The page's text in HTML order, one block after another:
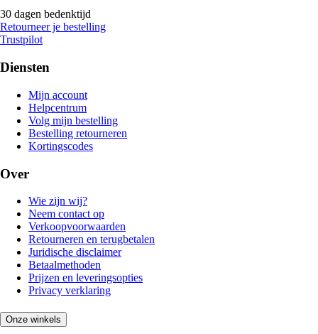
30 dagen bedenktijd
Retourneer je bestelling
Trustpilot
Diensten
Mijn account
Helpcentrum
Volg mijn bestelling
Bestelling retourneren
Kortingscodes
Over
Wie zijn wij?
Neem contact op
Verkoopvoorwaarden
Retourneren en terugbetalen
Juridische disclaimer
Betaalmethoden
Prijzen en leveringsopties
Privacy verklaring
Onze winkels